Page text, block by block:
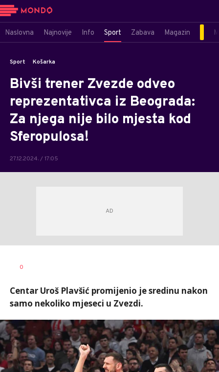
Naslovna Najnovije Info Sport Zabava Magazin
Sport Košarka
Bivši trener Zvezde odveo
reprezentativca iz Beograda:
Za njega nije bilo mjesta kod
Sferopulosa!
27.12.2024. / 17:05
AUTOR
0
Centar Uroš Plavšić promijenio je sredinu nakon
samo nekoliko mjeseci u Zvezdi.